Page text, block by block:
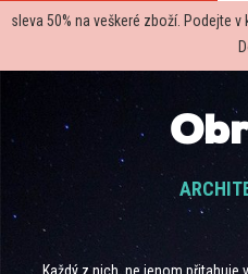
sleva 50% na veškeré zboží. Podejte v